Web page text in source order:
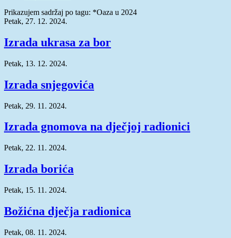
Prikazujem sadržaj po tagu: *Oaza u 2024
Petak, 27. 12. 2024.
Izrada ukrasa za bor
Petak, 13. 12. 2024.
Izrada snjegovića
Petak, 29. 11. 2024.
Izrada gnomova na dječjoj radionici
Petak, 22. 11. 2024.
Izrada borića
Petak, 15. 11. 2024.
Božićna dječja radionica
Petak, 08. 11. 2024.